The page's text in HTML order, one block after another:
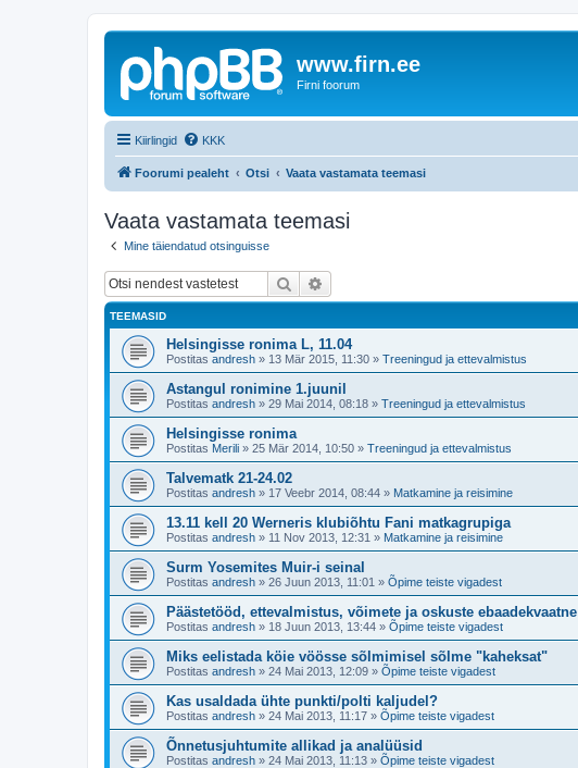
www.firn.ee
Firni foorum
Kiirlingid KKK
Foorumi pealeht Otsi Vaata vastamata teemasi
Vaata vastamata teemasi
Mine täiendatud otsinguisse
Otsi
TEEMASID
Helsingisse ronima L, 11.04
Postitas andresh » 13 Mär 2015, 11:30 » Treeningud ja ettevalmistus
Astangul ronimine 1.juunil
Postitas andresh » 29 Mai 2014, 08:18 » Treeningud ja ettevalmistus
Helsingisse ronima
Postitas Merili » 25 Mär 2014, 10:50 » Treeningud ja ettevalmistus
Talvematk 21-24.02
Postitas andresh » 17 Veebr 2014, 08:44 » Matkamine ja reisimine
13.11 kell 20 Werneris klubiõhtu Fani matkagrupiga
Postitas andresh » 11 Nov 2013, 12:31 » Matkamine ja reisimine
Surm Yosemites Muir-i seinal
Postitas andresh » 26 Juun 2013, 11:01 » Õpime teiste vigadest
Päästetööd, ettevalmistus, võimete ja oskuste ebaadekvaatne
Postitas andresh » 18 Juun 2013, 13:44 » Õpime teiste vigadest
Miks eelistada köie vöösse sõlmimisel sõlme "kaheksat"
Postitas andresh » 24 Mai 2013, 12:09 » Õpime teiste vigadest
Kas usaldada ühte punkti/polti kaljudel?
Postitas andresh » 24 Mai 2013, 11:17 » Õpime teiste vigadest
Õnnetusjuhtumite allikad ja analüüsid
Postitas andresh » 24 Mai 2013, 11:13 » Õpime teiste vigadest